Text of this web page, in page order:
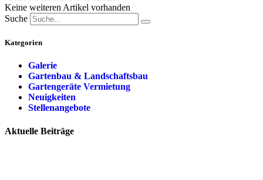
Keine weiteren Artikel vorhanden
Suche
Kategorien
Galerie
Gartenbau & Landschaftsbau
Gartengeräte Vermietung
Neuigkeiten
Stellenangebote
Aktuelle Beiträge